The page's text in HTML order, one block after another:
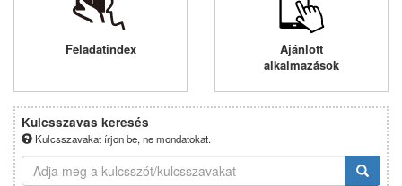
Feladatindex
Ajánlott
alkalmazások
Kulcsszavas keresés
Kulcsszavakat írjon be, ne mondatokat.